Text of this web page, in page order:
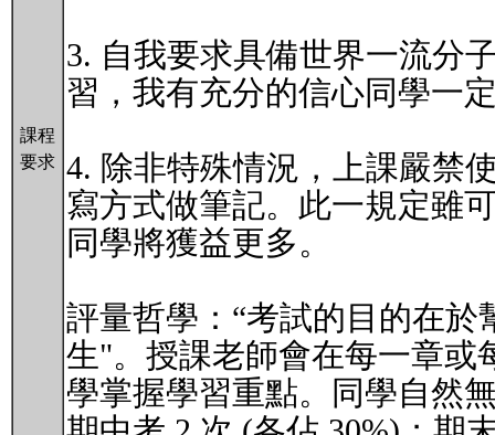
課程
要求
3. 自我要求具備世界一流分
習，我有充分的信心同學一
4. 除非特殊情況，上課嚴禁
寫方式做筆記。此一規定雖
同學將獲益更多。
評量哲學：“考試的目的在
生"。授課老師會在每一章或
學掌握學習重點。同學自然